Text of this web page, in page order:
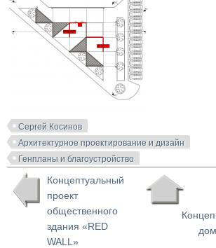
Сергей Косинов
Архитектурное проектирование и дизайн
Генпланы и благоустройство
Концептуальный
проект
общественного
здания «RED
WALL»